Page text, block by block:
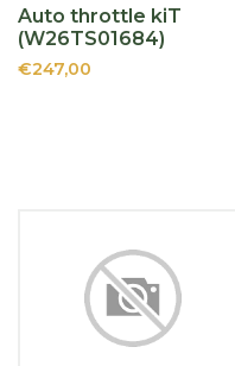
Auto throttle kiT
(W26TS01684)
€247,00